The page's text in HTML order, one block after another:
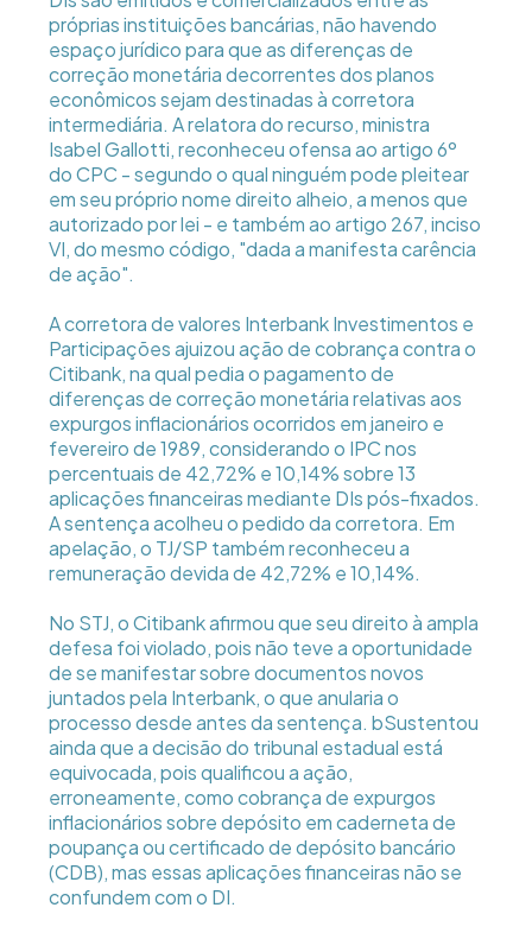
próprias instituições bancárias, não havendo
espaço jurídico para que as diferenças de
correção monetária decorrentes dos planos
econômicos sejam destinadas à corretora
intermediária. A relatora do recurso, ministra
Isabel Gallotti, reconheceu ofensa ao artigo 6º
do CPC - segundo o qual ninguém pode pleitear
em seu próprio nome direito alheio, a menos que
autorizado por lei - e também ao artigo 267, inciso
VI, do mesmo código, "dada a manifesta carência
de ação".
A corretora de valores Interbank Investimentos e
Participações ajuizou ação de cobrança contra o
Citibank, na qual pedia o pagamento de
diferenças de correção monetária relativas aos
expurgos inflacionários ocorridos em janeiro e
fevereiro de 1989, considerando o IPC nos
percentuais de 42,72% e 10,14% sobre 13
aplicações financeiras mediante DIs pós-fixados.
A sentença acolheu o pedido da corretora. Em
apelação, o TJ/SP também reconheceu a
remuneração devida de 42,72% e 10,14%.
No STJ, o Citibank afirmou que seu direito à ampla
defesa foi violado, pois não teve a oportunidade
de se manifestar sobre documentos novos
juntados pela Interbank, o que anularia o
processo desde antes da sentença. bSustentou
ainda que a decisão do tribunal estadual está
equivocada, pois qualificou a ação,
erroneamente, como cobrança de expurgos
inflacionários sobre depósito em caderneta de
poupança ou certificado de depósito bancário
(CDB), mas essas aplicações financeiras não se
confundem com o DI.